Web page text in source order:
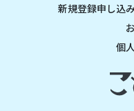
新規登録申し込
個